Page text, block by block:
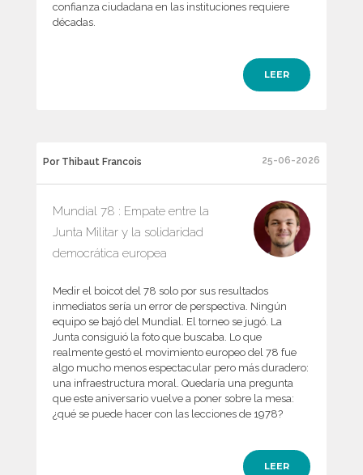
confianza ciudadana en las instituciones requiere
décadas.
LEER
Por Thibaut Francois 25-06-2026
Mundial 78 : Empate entre la
Junta Militar y la solidaridad
democrática europea
Medir el boicot del 78 solo por sus resultados
inmediatos sería un error de perspectiva. Ningún
equipo se bajó del Mundial. El torneo se jugó. La
Junta consiguió la foto que buscaba. Lo que
realmente gestó el movimiento europeo del 78 fue
algo mucho menos espectacular pero más duradero:
una infraestructura moral. Quedaría una pregunta
que este aniversario vuelve a poner sobre la mesa:
¿qué se puede hacer con las lecciones de 1978?
LEER